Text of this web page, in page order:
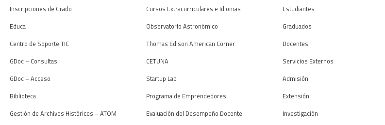
Inscripciones de Grado
Educa
Centro de Soporte TIC
GDoc – Consultas
GDoc – Acceso
Biblioteca
Gestión de Archivos Históricos – ATOM
Cursos Extracurriculares e Idiomas
Observatorio Astronómico
Thomas Edison American Corner
CETUNA
Startup Lab
Programa de Emprendedores
Evaluación del Desempeño Docente
Estudiantes
Graduados
Docentes
Servicios Externos
Admisión
Extensión
Investigación